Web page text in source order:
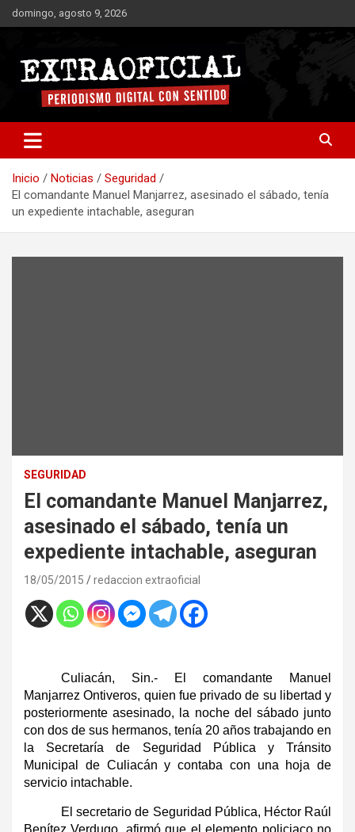
Saltar
al
domingo, agosto 9, 2026
Extraoficial
Inicio Noticias
Seguridad
El comandante Manuel Manjarrez, asesinado el sábado, tenía
un expediente intachable, aseguran
SEGURIDAD
El comandante Manuel Manjarrez,
asesinado el sábado, tenía un
expediente intachable, aseguran
18/05/2015 redaccion extraoficial
Culiacán, Sin.- El comandante Manuel
Manjarrez Ontiveros, quien fue privado de su libertad y
posteriormente asesinado, la noche del sábado junto
con dos de sus hermanos, tenía 20 años trabajando en
la Secretaría de Seguridad Pública y Tránsito
Municipal de Culiacán y contaba con una hoja de
servicio intachable.
El secretario de Seguridad Pública, Héctor Raúl
Benítez Verdugo, afirmó que el elemento policiaco no